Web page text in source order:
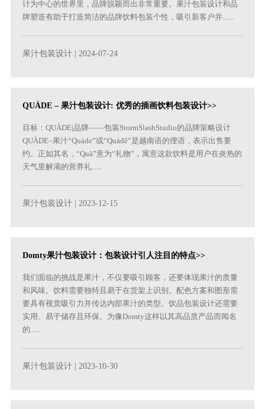
计为中心的世界里，品牌脱颖而出非常重要。果汁包装设计和品
牌塑造有助于打造简洁的品牌饮料包装个性，吸引新客户并......
果汁包装设计 | 2024-07-24
QUÀDE – 果汁包装设计: 优秀的插画饮料包装设计>>
目标：QUÀDE|品牌——包装StormSlashStudio的品牌策略设计
QUÀDE–果汁“Quàde”或“Quàđê”是越南语的俚语，表示出售要
约。正如其名，“Quà”意为“礼物”，寓意这款饮料是用户在炎热的
天气里解渴的营养礼......
果汁包装设计 | 2023-12-15
Domty果汁包装设计：包装设计引人注目的特点>>
我们面临的挑战是果汁，不仅要吸引顾客，还要体现果汁的质量
和风味。饮料需要独特且易于在货架上识别。配色方案和图形需
要具有视觉吸引力并传达内部果汁的类型。饮品包装设计还需要
实用、易于储存且环保。为像Domty这样以其高品质产品而闻名
的......
果汁包装设计 | 2023-10-30